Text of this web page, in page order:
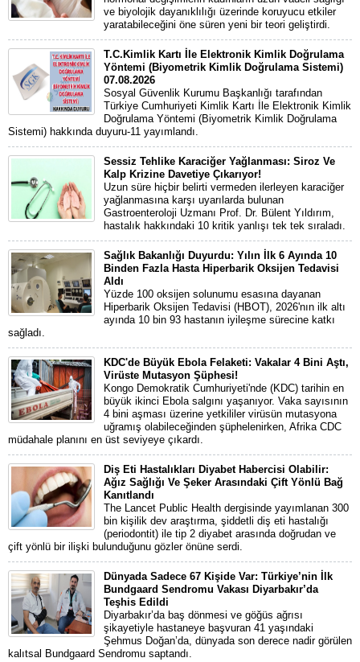
ve biyolojik dayanıklılığı üzerinde koruyucu etkiler
yaratabileceğini öne süren yeni bir teori geliştirdi.
T.C.Kimlik Kartı İle Elektronik Kimlik Doğrulama
Yöntemi (Biyometrik Kimlik Doğrulama Sistemi)
07.08.2026
Sosyal Güvenlik Kurumu Başkanlığı tarafından
Türkiye Cumhuriyeti Kimlik Kartı İle Elektronik Kimlik
Doğrulama Yöntemi (Biyometrik Kimlik Doğrulama
Sistemi) hakkında duyuru-11 yayımlandı.
Sessiz Tehlike Karaciğer Yağlanması: Siroz Ve
Kalp Krizine Davetiye Çıkarıyor!
Uzun süre hiçbir belirti vermeden ilerleyen karaciğer
yağlanmasına karşı uyarılarda bulunan
Gastroenteroloji Uzmanı Prof. Dr. Bülent Yıldırım,
hastalık hakkındaki 10 kritik yanlışı tek tek sıraladı.
Sağlık Bakanlığı Duyurdu: Yılın İlk 6 Ayında 10
Binden Fazla Hasta Hiperbarik Oksijen Tedavisi
Aldı
Yüzde 100 oksijen solunumu esasına dayanan
Hiperbarik Oksijen Tedavisi (HBOT), 2026'nın ilk altı
ayında 10 bin 93 hastanın iyileşme sürecine katkı
sağladı.
KDC'de Büyük Ebola Felaketi: Vakalar 4 Bini Aştı,
Virüste Mutasyon Şüphesi!
Kongo Demokratik Cumhuriyeti'nde (KDC) tarihin en
büyük ikinci Ebola salgını yaşanıyor. Vaka sayısının
4 bini aşması üzerine yetkililer virüsün mutasyona
uğramış olabileceğinden şüphelenirken, Afrika CDC
müdahale planını en üst seviyeye çıkardı.
Diş Eti Hastalıkları Diyabet Habercisi Olabilir:
Ağız Sağlığı Ve Şeker Arasındaki Çift Yönlü Bağ
Kanıtlandı
The Lancet Public Health dergisinde yayımlanan 300
bin kişilik dev araştırma, şiddetli diş eti hastalığı
(periodontit) ile tip 2 diyabet arasında doğrudan ve
çift yönlü bir ilişki bulunduğunu gözler önüne serdi.
Dünyada Sadece 67 Kişide Var: Türkiye’nin İlk
Bundgaard Sendromu Vakası Diyarbakır’da
Teşhis Edildi
Diyarbakır’da baş dönmesi ve göğüs ağrısı
şikayetiyle hastaneye başvuran 41 yaşındaki
Şehmus Doğan’da, dünyada son derece nadir görülen
kalıtsal Bundgaard Sendromu saptandı.